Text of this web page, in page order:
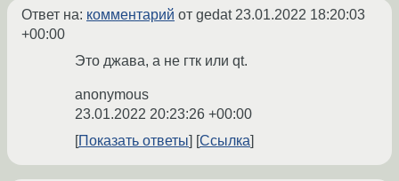
Ответ на: комментарий от gedat23.01.2022 18:20:03
+00:00
Это джава, а не гтк или qt.
anonymous
23.01.2022 20:23:26 +00:00
Показать ответы
Ссылка